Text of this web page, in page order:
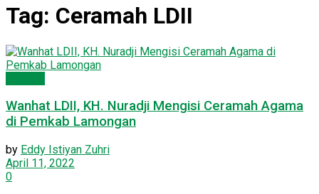
Tag: Ceramah LDII
Wanhat LDII, KH. Nuradji Mengisi Ceramah Agama
di Pemkab Lamongan
by Eddy Istiyan Zuhri
April 11, 2022
0